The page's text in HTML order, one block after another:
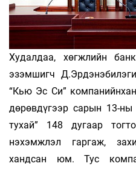
Худалдаа, хөгжлийн
эзэмшигч
“Кью Эс Си”
дөрөвдүгээр сарын 13-ны
тухай” 148 дугаар
нэхэмжлэл гаргаж,
хандсан юм. Тус